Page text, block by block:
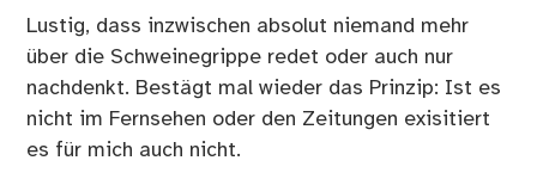
Lustig, dass inzwischen absolut niemand mehr
über die Schweinegrippe redet oder auch nur
nachdenkt. Bestägt mal wieder das Prinzip: Ist es
nicht im Fernsehen oder den Zeitungen exisitiert
es für mich auch nicht.